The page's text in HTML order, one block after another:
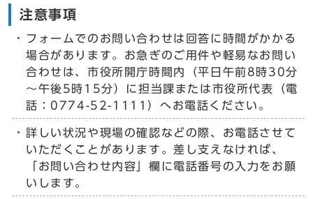
注意事項
フォームでのお問い合わせは回答に時間がかかる
場合があります。お急ぎのご用件や軽易なお問い
合わせは、市役所開庁時間内（平日午前8時30分
～午後5時15分）に担当課または市役所代表（電
話：0774-52-1111）へお電話ください。
詳しい状況や現場の確認などの際、お電話させて
いただくことがあります。差し支えなければ、
「お問い合わせ内容」欄に電話番号の入力をお願
いします。